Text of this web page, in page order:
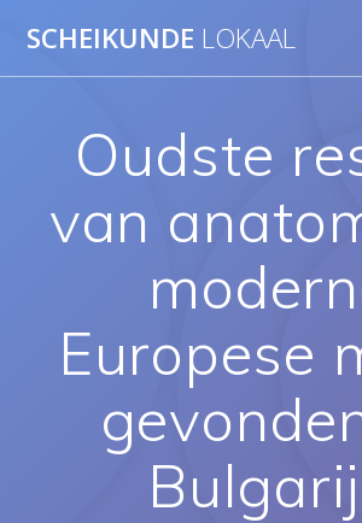
naar
SCHEIKUNDE LOKAAL
Oudste
van
Europese